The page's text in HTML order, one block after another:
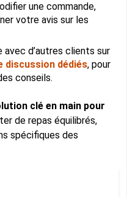
une commande,
votre avis sur les
d’autres clients sur
discussion dédiés, pour
conseils.
clé en main pour
de repas équilibrés,
spécifiques des